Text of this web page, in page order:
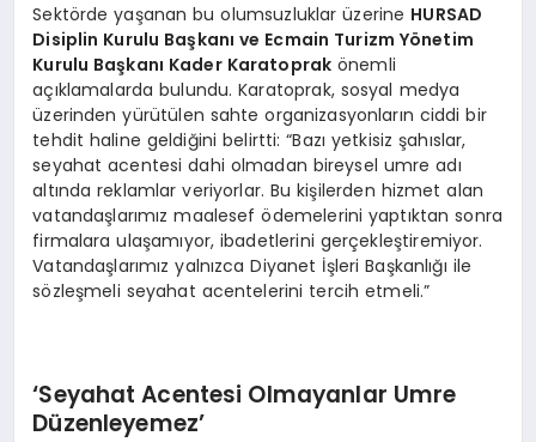
Sektörde yaşanan bu olumsuzluklar üzerine HURSAD
Disiplin Kurulu Başkanı ve Ecmain Turizm Yönetim
Kurulu Başkanı Kader Karatoprak önemli
açıklamalarda bulundu. Karatoprak, sosyal medya
üzerinden yürütülen sahte organizasyonların ciddi bir
tehdit haline geldiğini belirtti: “Bazı yetkisiz şahıslar,
seyahat acentesi dahi olmadan bireysel umre adı
altında reklamlar veriyorlar. Bu kişilerden hizmet alan
vatandaşlarımız maalesef ödemelerini yaptıktan sonra
firmalara ulaşamıyor, ibadetlerini gerçekleştiremiyor.
Vatandaşlarımız yalnızca Diyanet İşleri Başkanlığı ile
sözleşmeli seyahat acentelerini tercih etmeli.”
‘Seyahat Acentesi Olmayanlar Umre
Düzenleyemez’